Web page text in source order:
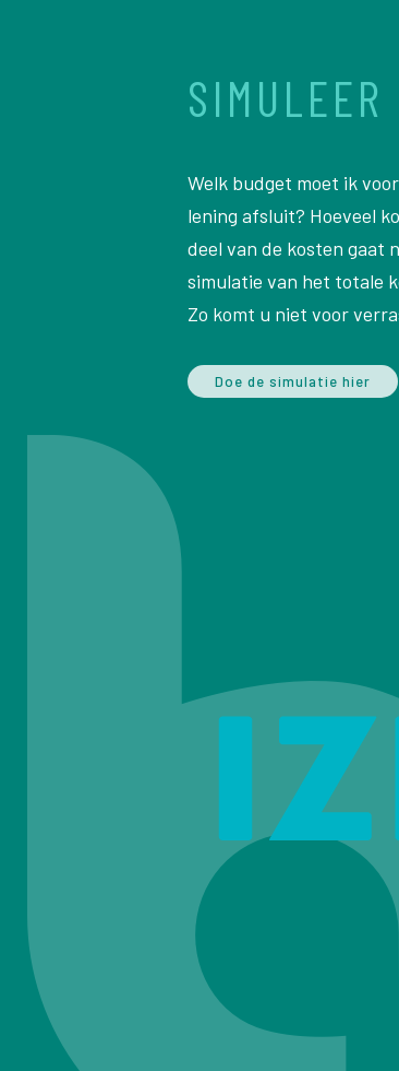
SIMULEER
Welk budget moet ik
lening afsluit? Hoeveel
deel van de kosten gaat
simulatie van het totale
Zo komt u niet voor
Doe de simulatie hier